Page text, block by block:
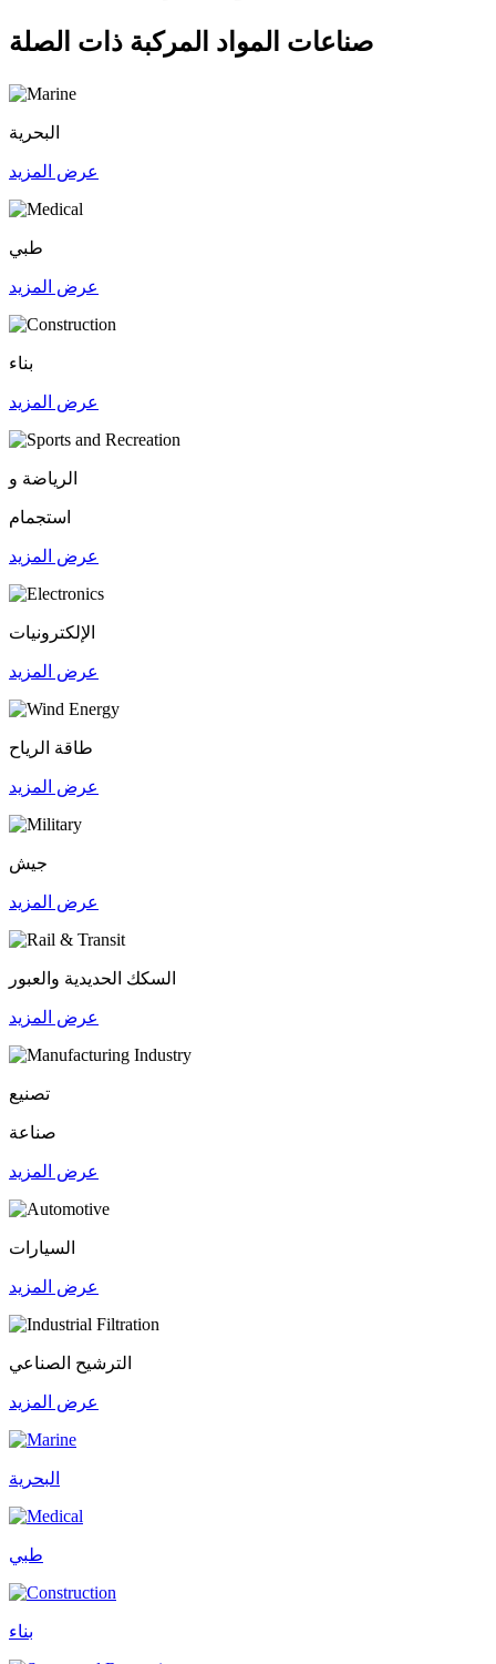
صناعات المواد المركبة ذات الصلة
البحرية
عرض المزيد
طبي
عرض المزيد
بناء
عرض المزيد
الرياضة و
استجمام
عرض المزيد
الإلكترونيات
عرض المزيد
طاقة الرياح
عرض المزيد
جيش
عرض المزيد
السكك الحديدية والعبور
عرض المزيد
تصنيع
صناعة
عرض المزيد
السيارات
عرض المزيد
الترشيح الصناعي
عرض المزيد
البحرية
طبي
بناء